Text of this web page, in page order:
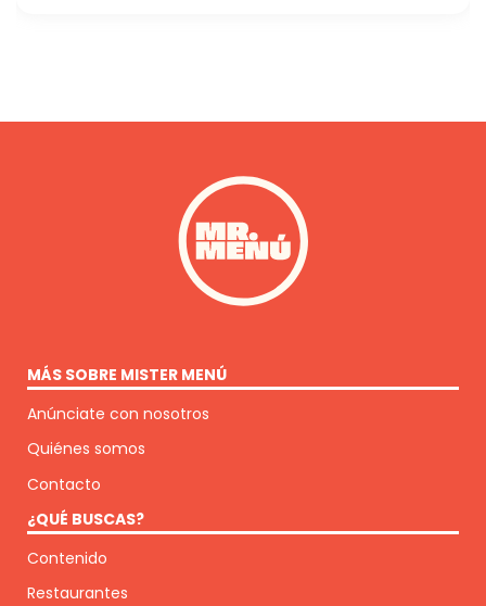
MÁS SOBRE MISTER MENÚ
Anúnciate con nosotros
Quiénes somos
Contacto
¿QUÉ BUSCAS?
Contenido
Restaurantes